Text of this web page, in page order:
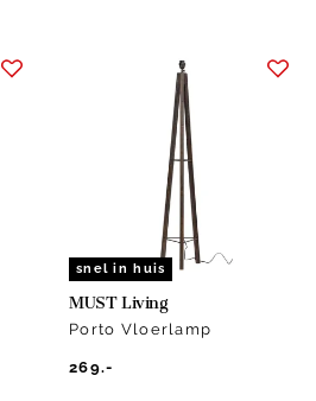
snel in huis
MUST Living
Porto Vloerlamp
269.-